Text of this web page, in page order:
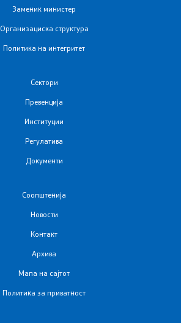
Заменик министер
Организациска структура
Политика на интегритет
Сектори
Превенција
Институции
Регулатива
Документи
Соопштенија
Новости
Контакт
Архива
Мапа на сајтот
Политика за приватност